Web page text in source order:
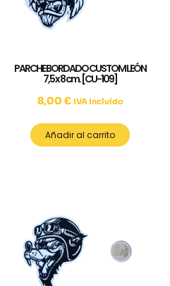
PARCHE BORDADO CUSTOM LEÓN
7,5 x 8 cm. [CU-109]
8,00 € IVA incluído
Añadir al carrito